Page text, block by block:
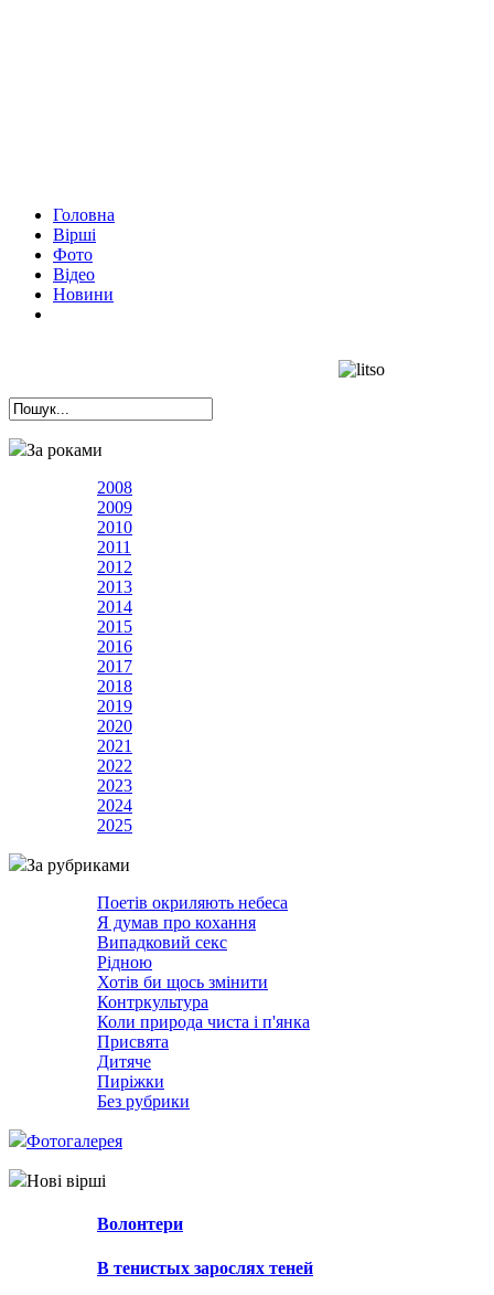
Головна
Вірші
Фото
Відео
Новини
За роками
2008
2009
2010
2011
2012
2013
2014
2015
2016
2017
2018
2019
2020
2021
2022
2023
2024
2025
За рубриками
Поетів окриляють небеса
Я думав про кохання
Випадковий секс
Рідною
Хотів би щось змінити
Контркультура
Коли природа чиста і п'янка
Присвята
Дитяче
Пиріжки
Без рубрики
Фотогалерея
Нові вірші
Волонтери
В тенистых зарослях теней